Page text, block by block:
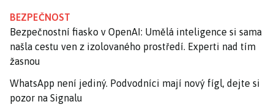
BEZPEČNOST
Bezpečnostní fiasko v OpenAI: Umělá inteligence si sama
našla cestu ven z izolovaného prostředí. Experti nad tím
žasnou
WhatsApp není jediný. Podvodníci mají nový fígl, dejte si
pozor na Signalu